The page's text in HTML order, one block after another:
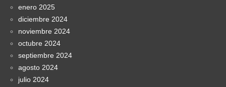
enero 2025
diciembre 2024
noviembre 2024
octubre 2024
septiembre 2024
agosto 2024
julio 2024